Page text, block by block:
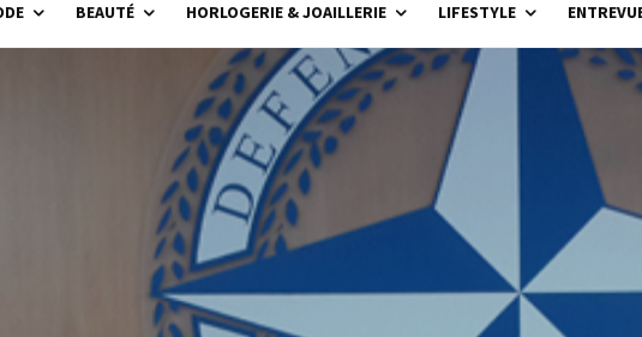
BEAUTÉ HORLOGERIE & JOAILLERIE LIFESTYLE